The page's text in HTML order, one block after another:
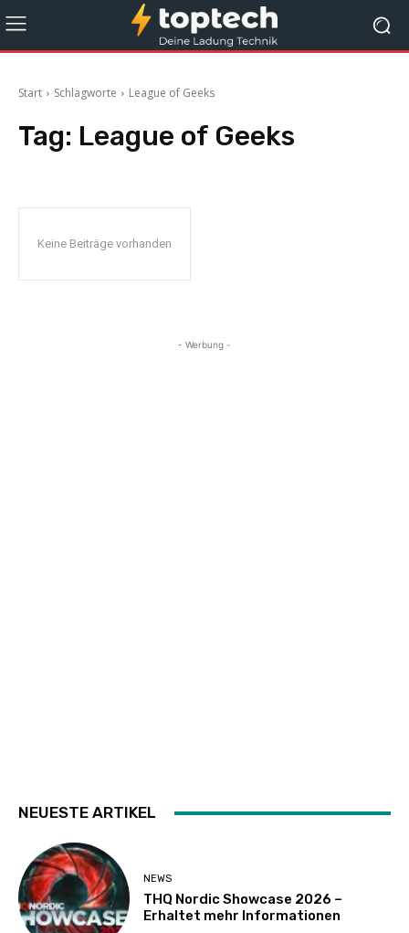
Start Schlagworte League of Geeks
Tag: League of Geeks
Keine Beiträge vorhanden
- Werbung -
NEUESTE ARTIKEL
NEWS
THQ Nordic Showcase 2026 –
Erhaltet mehr Informationen